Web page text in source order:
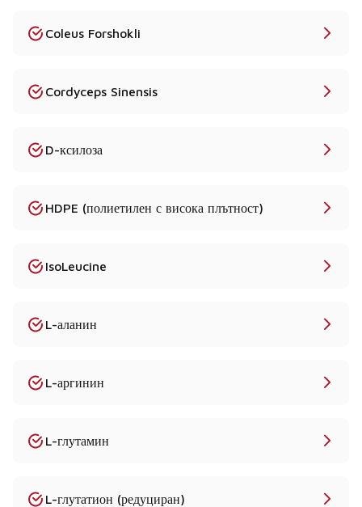
Coleus Forshokli
Cordyceps Sinensis
D-ксилоза
HDPE (полиетилен с висока плътност)
IsoLeucine
L-аланин
L-аргинин
L-глутамин
L-глутатион (редуциран)